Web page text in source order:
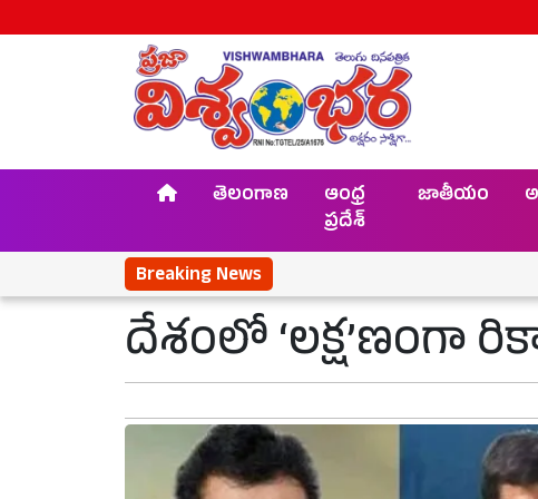
తెలంగాణ
ఆంధ్ర
ప్రదేశ్
జాతీయం
Breaking News
దేశంలో ‘లక్ష’ణంగా